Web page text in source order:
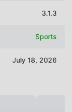
3.1.3
Sports
July 18, 2026